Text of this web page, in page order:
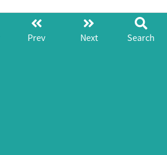
Prev Next Search